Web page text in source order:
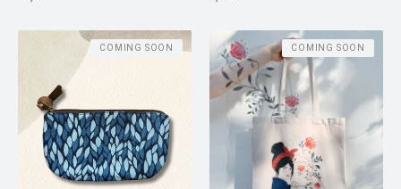
COMING SOON COMING SOON